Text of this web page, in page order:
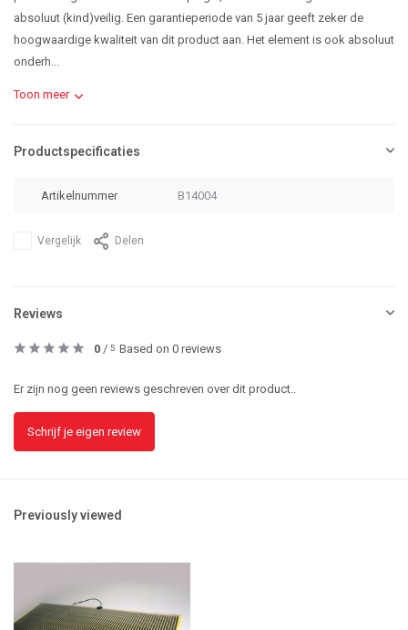
absoluut (kind)veilig. Een garantieperiode van 5 jaar geeft zeker de
hoogwaardige kwaliteit van dit product aan. Het element is ook absoluut
onderh...
Toon meer
Productspecificaties
Artikelnummer B14004
Vergelijk Delen
Reviews
0 / 5 Based on 0 reviews
Er zijn nog geen reviews geschreven over dit product..
Schrijf je eigen review
Previously viewed